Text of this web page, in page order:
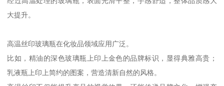
大提升。
高温丝印玻璃瓶在化妆品领域应用广泛。
比如，精油的深色玻璃瓶上印上金色的品牌标识，显得典雅高贵；
乳液瓶上印上简约的图案，营造清新自然的风格。